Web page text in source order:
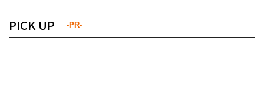
PICK UP -PR-